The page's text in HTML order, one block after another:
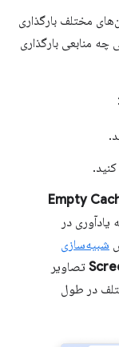
مختلف بارگذاری
منابعی بارگذاری
Empty
یادآوری در
شبیه‌سازی
تصاویر
در طول